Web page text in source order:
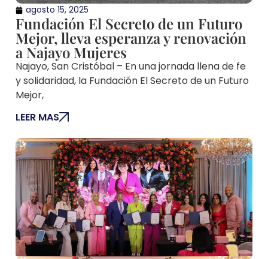
agosto 15, 2025
Fundación El Secreto de un Futuro
Mejor, lleva esperanza y renovación
a Najayo Mujeres
Najayo, San Cristóbal – En una jornada llena de fe
y solidaridad, la Fundación El Secreto de un Futuro
Mejor,
LEER MAS